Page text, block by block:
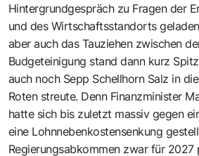
Hintergrundgespräch zu Fragen der
und des Wirtschaftsstandorts
aber auch das Tauziehen zwischen
Budgeteinigung stand dann kurz
auch noch Sepp Schellhorn Salz in
Roten streute. Denn Finanzminister
hatte sich bis zuletzt massiv gegen
eine Lohnnebenkostensenkung
Regierungsabkommen zwar für